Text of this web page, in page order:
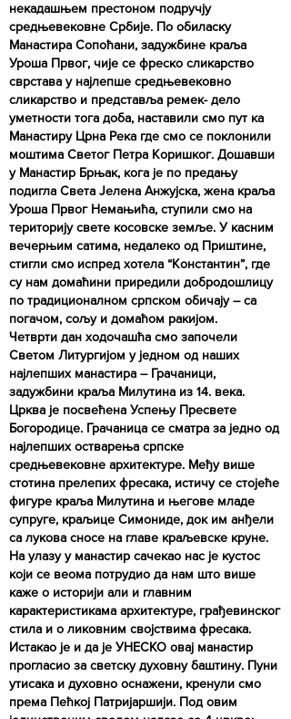
некадашњем престоном подручју
средњевековне Србије. По обиласку
Манастира Сопоћани, задужбине краља
Уроша Првог, чије се фреско сликарство
сврстава у најлепше средњевековно
сликарство и представља ремек- дело
уметности тога доба, наставили смо пут ка
Манастиру Црна Река где смо се поклонили
моштима Светог Петра Коришког. Дошавши
у Манастир Брњак, кога је по предању
подигла Света Јелена Анжујска, жена краља
Уроша Првог Немањића, ступили смо на
територију свете косовске земље. У касним
вечерњим сатима, недалеко од Приштине,
стигли смо испред хотела “Константин”, где
су нам домаћини приредили добродошлицу
по традиционалном српском обичају – са
погачом, сољу и домаћом ракијом.
Четврти дан ходочашћа смо започели
Светом Литургијом у једном од наших
најлепших манастира – Грачаници,
задужбини краља Милутина из 14. века.
Црква је посвећена Успењу Пресвете
Богородице. Грачаница се сматра за једно од
најлепших остварења српске
средњевековне архитектуре. Међу више
стотина прелепих фресака, истичу се стојеће
фигуре краља Милутина и његове младе
супруге, краљице Симониде, док им анђели
са лукова сносе на главе краљевске круне.
На улазу у манастир сачекао нас је кустос
који се веома потрудио да нам што више
каже о историји али и главним
карактеристикама архитектуре, грађевинског
стила и о ликовним својствима фресака.
Истакао је и да је УНЕСКО овај манастир
прогласио за светску духовну баштину. Пуни
утисака и духовно оснажени, кренули смо
према Пећкој Патријаршији. Под овим